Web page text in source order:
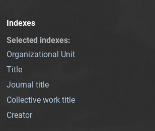
Indexes
Selected indexes:
Organizational Unit
Title
Journal title
Collective work title
Creator